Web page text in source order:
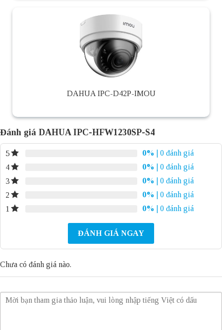
DAHUA IPC-D42P-IMOU
Đánh giá DAHUA IPC-HFW1230SP-S4
5 0%
| 0 đánh giá
4
0%
| 0 đánh giá
3
0%
| 0 đánh giá
2
0%
| 0 đánh giá
1
0% | 0 đánh giá
ĐÁNH GIÁ NGAY
Chưa có đánh giá nào.